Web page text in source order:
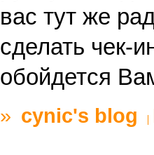
вас тут же
сделать чек-
обойдется
» cynic's blog